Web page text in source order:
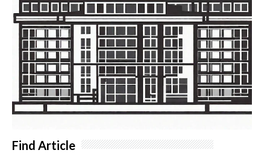
Find Article